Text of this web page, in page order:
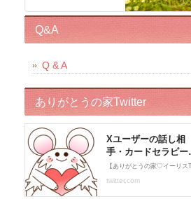
Q&A
Q & A
ありがとうの家Twitter